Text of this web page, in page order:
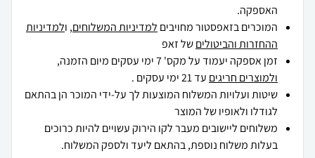
האספקה.
המוכרים בזאפסטור מחויבים למדיניות המשלוחים, ולמדיניות
ההחזרות והביטוליםשל זאפ
זמן אספקה יעמוד על מקס' 7 ימי עסקים מיום הזמנה,
ולמוצרים חריגים עד 21 ימי עסקים .
שיטות ועלויות המשלוח המוצעות לך על-ידי המוכר הן בהתאם
לגודלו ולאופיו של המוצר
משלוחים ליישובים מעבר לקו הירוק עשויים להיות כרוכים
בעלות משלוח נוספת, בהתאם ליעד ולספק המשלוח.